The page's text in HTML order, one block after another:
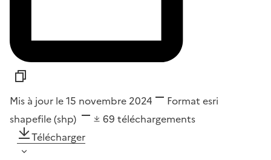
Mis à jour le 15 novembre 2024 Format esri
shapefile (shp)
69 téléchargements
Télécharger